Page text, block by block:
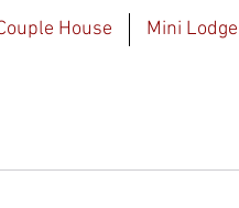
House Mini Lodge